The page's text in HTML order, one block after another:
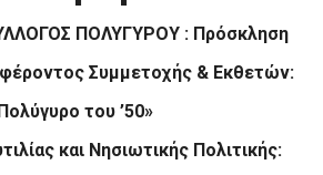
ΠΟΛΥΓΥΡΟΥ : Πρόσκληση
Συμμετοχής & Εκθετών:
του ’50»
και Νησιωτικής Πολιτικής: